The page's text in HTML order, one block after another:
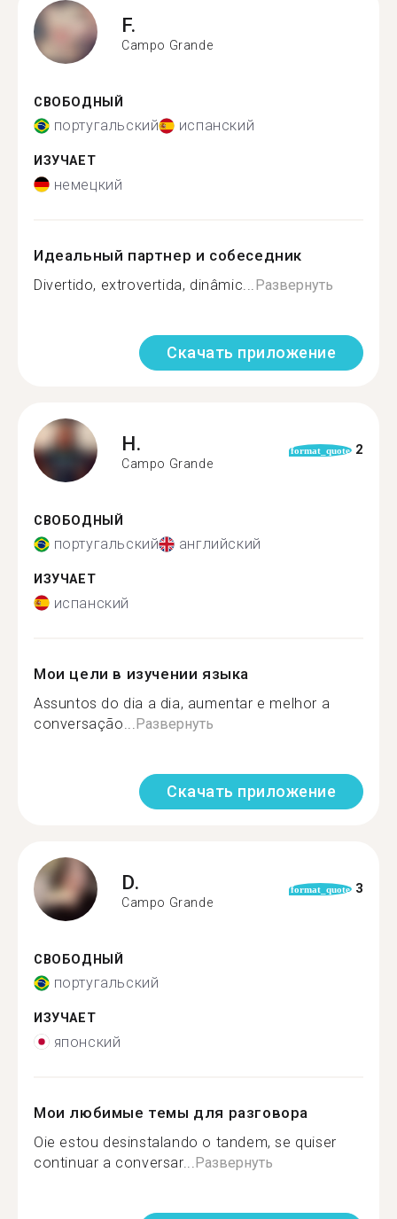
F.
Campo Grande
СВОБОДНЫЙ
португальский испанский
ИЗУЧАЕТ
немецкий
Идеальный партнер и собеседник
Divertido, extrovertida, dinâmic... Развернуть
Скачать приложение
H.
Campo Grande
format_quote 2
СВОБОДНЫЙ
португальский английский
ИЗУЧАЕТ
испанский
Мои цели в изучении языка
Assuntos do dia a dia, aumentar e melhor a
conversação... Развернуть
Скачать приложение
D.
Campo Grande
format_quote 3
СВОБОДНЫЙ
португальский
ИЗУЧАЕТ
японский
Мои любимые темы для разговора
Oie estou desinstalando o tandem, se quiser
continuar a conversar... Развернуть